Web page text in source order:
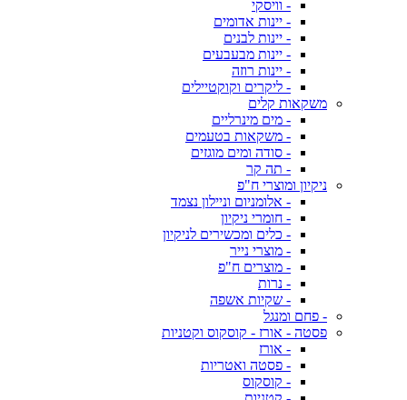
- וויסקי
- יינות אדומים
- יינות לבנים
- יינות מבעבעים
- יינות רוזה
- ליקרים וקוקטיילים
משקאות קלים
- מים מינרליים
- משקאות בטעמים
- סודה ומים מוגזים
- תה קר
ניקיון ומוצרי ח"פ
- אלומניום וניילון נצמד
- חומרי ניקיון
- כלים ומכשירים לניקיון
- מוצרי נייר
- מוצרים ח"פ
- נרות
- שקיות אשפה
- פחם ומנגל
פסטה - אורז - קוסקוס וקטניות
- אורז
- פסטה ואטריות
- קוסקוס